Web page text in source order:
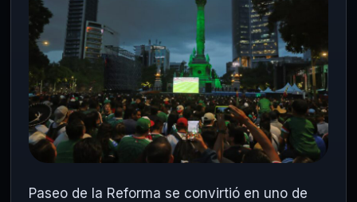
Paseo de la Reforma se convirtió en uno de